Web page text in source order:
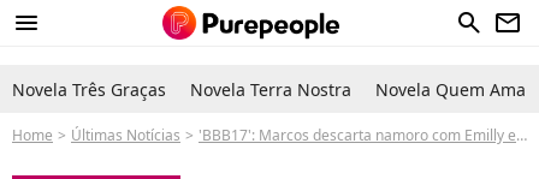
menu search newsletter
Novela Três Graças Novela Terra Nostra Novela Quem Ama
Home Últimas Notícias 'BBB17': Marcos descarta namoro com Emilly e é orientado a ficar longe da gêmea